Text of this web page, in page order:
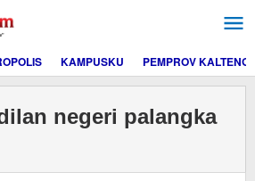
KAMPUSKU PEMPROV KALTENG
negeri palangka